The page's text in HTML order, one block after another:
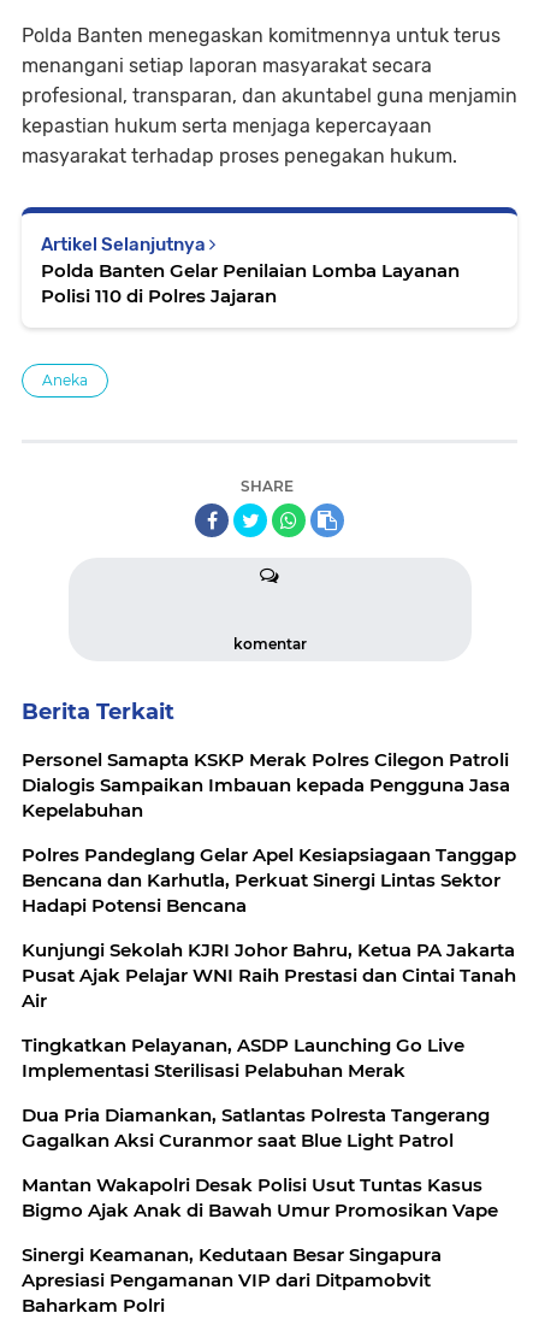
Polda Banten menegaskan komitmennya untuk terus
menangani setiap laporan masyarakat secara
profesional, transparan, dan akuntabel guna menjamin
kepastian hukum serta menjaga kepercayaan
masyarakat terhadap proses penegakan hukum.
Artikel Selanjutnya
Polda Banten Gelar Penilaian Lomba Layanan
Polisi 110 di Polres Jajaran
Aneka
SHARE
komentar
Berita Terkait
Personel Samapta KSKP Merak Polres Cilegon Patroli
Dialogis Sampaikan Imbauan kepada Pengguna Jasa
Kepelabuhan
Polres Pandeglang Gelar Apel Kesiapsiagaan Tanggap
Bencana dan Karhutla, Perkuat Sinergi Lintas Sektor
Hadapi Potensi Bencana
Kunjungi Sekolah KJRI Johor Bahru, Ketua PA Jakarta
Pusat Ajak Pelajar WNI Raih Prestasi dan Cintai Tanah
Air
Tingkatkan Pelayanan, ASDP Launching Go Live
Implementasi Sterilisasi Pelabuhan Merak
Dua Pria Diamankan, Satlantas Polresta Tangerang
Gagalkan Aksi Curanmor saat Blue Light Patrol
Mantan Wakapolri Desak Polisi Usut Tuntas Kasus
Bigmo Ajak Anak di Bawah Umur Promosikan Vape
Sinergi Keamanan, Kedutaan Besar Singapura
Apresiasi Pengamanan VIP dari Ditpamobvit
Baharkam Polri